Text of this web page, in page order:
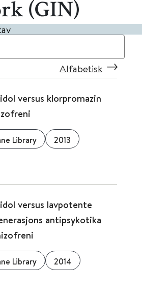
(GIN)
Alfabetisk
versus klorpromazin
Library 2013
versus lavpotente
antipsykotika
Library 2014